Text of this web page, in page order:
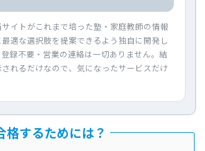
イトがこれまで培った塾・家庭教師の情報
適な選択肢を提案できるよう独自に開発し
録不要・営業の連絡は一切ありません。結
れるだけなので、気になったサービスだけ
格するためには？